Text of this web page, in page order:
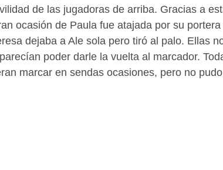
de las jugadoras de arriba. Gracias a
ocasión de Paula fue atajada por su
dejaba a Ale sola pero tiró al palo. Ellas
poder darle la vuelta al marcador.
marcar en sendas ocasiones, pero no